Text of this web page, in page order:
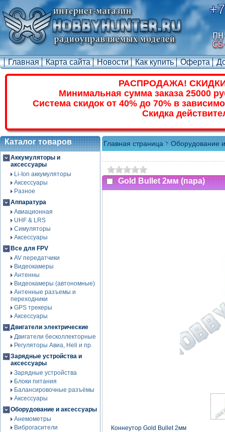
Главная Карта сайта Новости Как купить Оферта
РАСПРОДАЖА!
Минимальная сумма заказа 25000
Система скидок от 40% до 70% в
Скидка
Каталог товаров
Аккумуляторы и
аксессуары
Li-Ion аккумуляторы
Аксессуары
Разное
Аппаратура
Авиационная
UHF & LRS
Симуляторы
Аксессуары
Все для FPV
AV передатчики
Видеокамеры
Антенны
Видеокамеры (автономные)
Антенные разъемы и
переходники
GPS трекеры
Аксессуары
Двигатели электрические
Двигатели бесколлекторные
Регуляторы Авиа, Heli и пр.
Зарядные устройства и
аксессуары
Зарядные устройства
Блоки питания
Балансировочные разъёмы
Аксессуары
Оборудование и аксессуары
Анемометры
Виброгасители
Главная страница Оборудование
Gold Bullet 2мм (пара)
Коннеутор Gold Bullet 2мм